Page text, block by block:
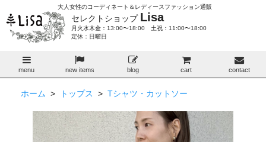
大人女性のコーディネート＆レディースファッション通販
セレクトショップ Lisa
月火水木金：13:00〜18:00 土祝：11:00〜18:00
定休：日曜日
menu new items blog cart contact
ホーム > トップス > Tシャツ・カットソー